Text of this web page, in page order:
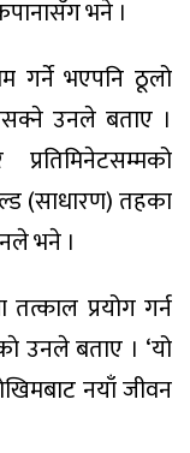
भने ।
गर्ने भएपनि ठूलो
उनले बताए ।
(साधारण) तहका
भने ।
प्रयोग गर्न
उनले बताए । ‘यो
नयाँ जीवन